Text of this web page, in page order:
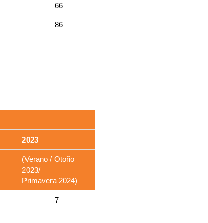
66
86
2023
(Verano / Otoño
2023/
Primavera 2024)
7